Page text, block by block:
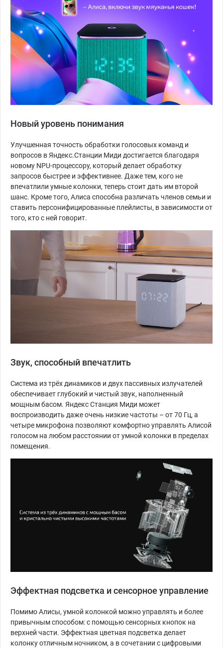
Новый уровень понимания
Улучшенная точность обработки голосовых команд и
вопросов в Яндекс.Станции Миди достигается благодаря
новому NPU-процессору, который делает обработку
запросов быстрее и эффективнее. Даже тем, кого не
впечатлили умные колонки, теперь стоит дать им второй
шанс. Кроме того, Алиса способна различать членов семьи и
ставить персонифицированные плейлисты, в зависимости от
того, кто с ней говорит.
Звук, способный впечатлить
Система из трёх динамиков и двух пассивных излучателей
обеспечивает глубокий и чистый звук, наполненный
мощным басом. Яндекс Станция Миди может
воспроизводить даже очень низкие частоты – от 70 Гц, а
четыре микрофона позволяют комфортно управлять Алисой
голосом на любом расстоянии от умной колонки в пределах
помещения.
Эффектная подсветка и сенсорное управление
Помимо Алисы, умной колонкой можно управлять и более
привычным способом: с помощью сенсорных кнопок на
верхней части. Эффектная цветная подсветка делает
колонку отличным ночником, а в сочетании с цифровыми